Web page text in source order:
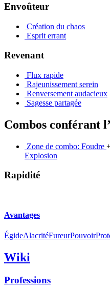
Envoûteur
Création du chaos
Esprit errant
Revenant
Flux rapide
Rajeunissement serein
Renversement audacieux
Sagesse partagée
Combos conférant
Zone de combo: Foudre
Explosion
Rapidité
Avantages
ÉgideAlacritéFureurPouvoir
Wiki
Professions